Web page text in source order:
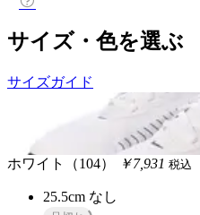
サイズ・色を選ぶ
サイズガイド
ホワイト（104） ￥7,931 税込
25.5cm なし